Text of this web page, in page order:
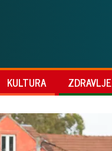
KULTURA ZDRAVLJE